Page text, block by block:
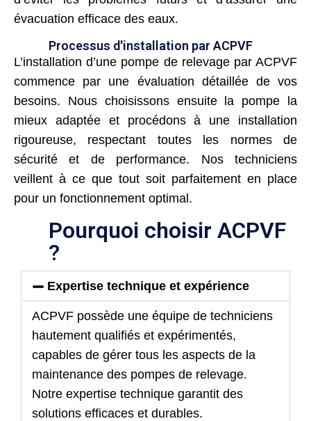
évacuation efficace des eaux.
Processus d'installation par ACPVF
L’installation d’une pompe de relevage par ACPVF
commence par une évaluation détaillée de vos
besoins. Nous choisissons ensuite la pompe la
mieux adaptée et procédons à une installation
rigoureuse, respectant toutes les normes de
sécurité et de performance. Nos techniciens
veillent à ce que tout soit parfaitement en place
pour un fonctionnement optimal.
Pourquoi choisir ACPVF
?
Expertise technique et expérience
ACPVF possède une équipe de techniciens
hautement qualifiés et expérimentés,
capables de gérer tous les aspects de la
maintenance des pompes de relevage.
Notre expertise technique garantit des
solutions efficaces et durables.